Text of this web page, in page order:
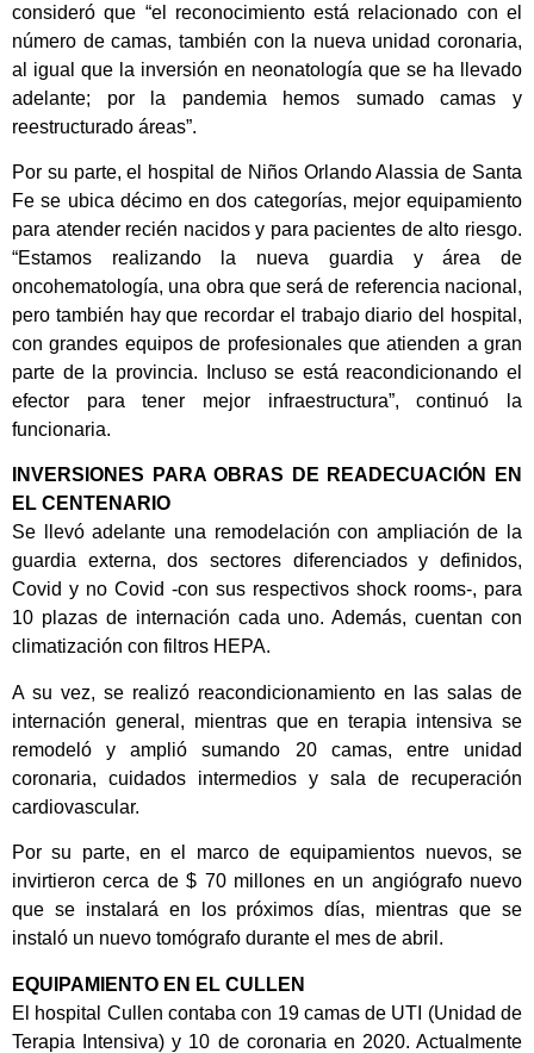
consideró que “el reconocimiento está relacionado con el
número de camas, también con la nueva unidad coronaria,
al igual que la inversión en neonatología que se ha llevado
adelante; por la pandemia hemos sumado camas y
reestructurado áreas”.
Por su parte, el hospital de Niños Orlando Alassia de Santa
Fe se ubica décimo en dos categorías, mejor equipamiento
para atender recién nacidos y para pacientes de alto riesgo.
“Estamos realizando la nueva guardia y área de
oncohematología, una obra que será de referencia nacional,
pero también hay que recordar el trabajo diario del hospital,
con grandes equipos de profesionales que atienden a gran
parte de la provincia. Incluso se está reacondicionando el
efector para tener mejor infraestructura”, continuó la
funcionaria.
INVERSIONES PARA OBRAS DE READECUACIÓN EN
EL CENTENARIO
Se llevó adelante una remodelación con ampliación de la
guardia externa, dos sectores diferenciados y definidos,
Covid y no Covid -con sus respectivos shock rooms-, para
10 plazas de internación cada uno. Además, cuentan con
climatización con filtros HEPA.
A su vez, se realizó reacondicionamiento en las salas de
internación general, mientras que en terapia intensiva se
remodeló y amplió sumando 20 camas, entre unidad
coronaria, cuidados intermedios y sala de recuperación
cardiovascular.
Por su parte, en el marco de equipamientos nuevos, se
invirtieron cerca de $ 70 millones en un angiógrafo nuevo
que se instalará en los próximos días, mientras que se
instaló un nuevo tomógrafo durante el mes de abril.
EQUIPAMIENTO EN EL CULLEN
El hospital Cullen contaba con 19 camas de UTI (Unidad de
Terapia Intensiva) y 10 de coronaria en 2020. Actualmente